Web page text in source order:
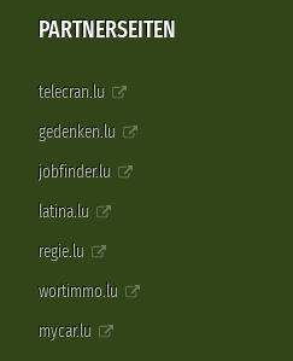
PARTNERSEITEN
telecran.lu
gedenken.lu
jobfinder.lu
latina.lu
regie.lu
wortimmo.lu
mycar.lu